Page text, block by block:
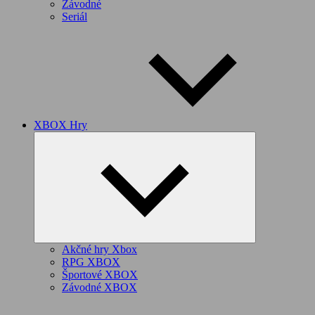
Závodné
Seriál
XBOX Hry
Akčné hry Xbox
RPG XBOX
Športové XBOX
Závodné XBOX